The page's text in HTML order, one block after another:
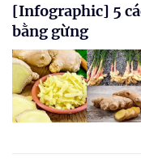
[Infographic] 5
bằng gừng